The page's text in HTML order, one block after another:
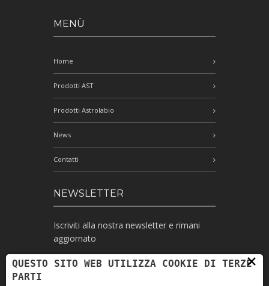
MENÙ
Home
Prodotti AST
Prodotti Astrolabio
News
Contatti
NEWSLETTER
Iscriviti alla nostra newsletter e rimani
aggiornato
×
QUESTO SITO WEB UTILIZZA COOKIE DI TERZE
PARTI